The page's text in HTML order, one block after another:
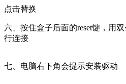
点击替换
六、按住盒子后面的reset键，用
行连接
七、电脑右下角会提示安装驱动